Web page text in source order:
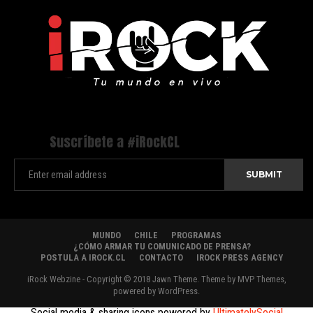
Suscríbete a #iRockCL
MUNDO CHILE
PROGRAMAS
¿CÓMO ARMAR TU COMUNICADO DE PRENSA?
POSTULA A IROCK.CL
CONTACTO IROCK PRESS AGENCY
iRock Webzine - Copyright © 2018 Jawn Theme. Theme by MVP Themes,
powered by WordPress.